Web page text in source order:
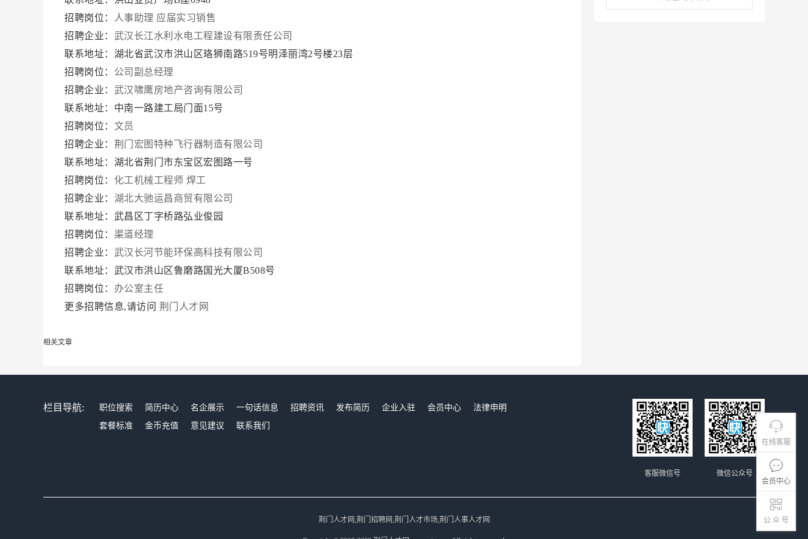
在线客服
会员中心
公 众 号
招聘岗位：
人事助理 应届实习销售
招聘企业： 武汉长江水利水电工程建设有限责任公司
联系地址：湖北省武汉市洪山区珞狮南路519号明泽丽湾2号楼23层
招聘岗位： 公司副总经理
招聘企业： 武汉啸鹰房地产咨询有限公司
联系地址：中南一路建工局门面15号
招聘岗位： 文员
招聘企业： 荆门宏图特种飞行器制造有限公司
联系地址：湖北省荆门市东宝区宏图路一号
招聘岗位： 化工机械工程师 焊工
招聘企业： 湖北大驰运昌商贸有限公司
联系地址：武昌区丁字桥路弘业俊园
招聘岗位： 渠道经理
招聘企业： 武汉长河节能环保高科技有限公司
联系地址：武汉市洪山区鲁磨路国光大厦B508号
招聘岗位： 办公室主任
更多招聘信息,请访问 荆门人才网
相关文章
栏目导航: 职位搜索 简历中心 名企展示 一句话信息 招聘资讯 发布简历 企业入驻 会员中心
法律申明
套餐标准
金币充值 意见建议 联系我们
微信公众号
客服微信号
荆门人才网,荆门招聘网,荆门人才市场,荆门人事人才网